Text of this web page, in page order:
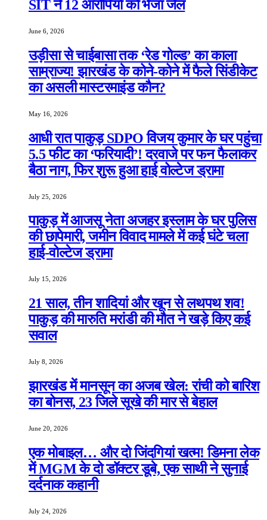
SIT ने 12 आरोपियों को भेजा जेल
June 6, 2026
उड़ीसा से चाईबासा तक ‘रेड गोल्ड’ का काला
साम्राज्य! झारखंड के कोने-कोने में फैले सिंडीकेट
का असली मास्टरमाइंड कौन?
May 16, 2026
आधी रात पाकुड़ SDPO विजय कुमार के घर पहुंचा
5.5 फीट का ‘फरियादी’! दरवाजे पर फन फैलाकर
बैठा नाग, फिर शुरू हुआ हाई वोल्टेज ड्रामा
July 25, 2026
पाकुड़ में आजसू नेता अजहर इस्लाम के घर पुलिस
की छापेमारी, जमीन विवाद मामले में कई घंटे चला
हाई-वोल्टेज ड्रामा
July 15, 2026
21 साल, तीन शादियां और खून से लथपथ शव!
पाकुड़ की मारुति मरांडी की मौत ने खड़े किए कई
सवाल
July 8, 2026
झारखंड में मानसून का अजब खेल: रांची को बारिश
का बोनस, 23 जिले सूखे की मार से बेहाल
June 20, 2026
एक मोबाइल… और दो जिंदगियां खत्म! डिमना लेक
में MGM के दो डॉक्टर डूबे, एक साथी ने सुनाई
दर्दनाक कहानी
July 24, 2026